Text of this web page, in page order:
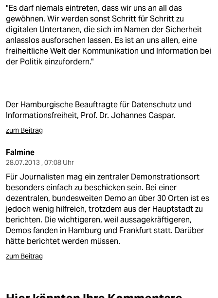
"Es darf niemals eintreten, dass wir uns an all das
gewöhnen. Wir werden sonst Schritt für Schritt zu
digitalen Untertanen, die sich im Namen der Sicherheit
anlasslos ausforschen lassen. Es ist an uns allen, eine
freiheitliche Welt der Kommunikation und Information bei
der Politik einzufordern."
Der Hamburgische Beauftragte für Datenschutz und
Informationsfreiheit, Prof. Dr. Johannes Caspar.
zum Beitrag
Falmine
28.07.2013 , 07:08 Uhr
Für Journalisten mag ein zentraler Demonstrationsort
besonders einfach zu beschicken sein. Bei einer
dezentralen, bundesweiten Demo an über 30 Orten ist es
jedoch wenig hilfreich, trotzdem aus der Hauptstadt zu
berichten. Die wichtigeren, weil aussagekräftigeren,
Demos fanden in Hamburg und Frankfurt statt. Darüber
hätte berichtet werden müssen.
zum Beitrag